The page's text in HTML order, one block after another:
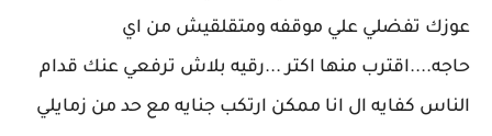
عوزك تفضلي علي موقفه ومتقلقيش من اي
حاجه....اقترب منها اكتر ...رقيه بلاش ترفعي عنك قدام
الناس كفايه ال انا ممكن ارتكب جنايه مع حد من زمايلي